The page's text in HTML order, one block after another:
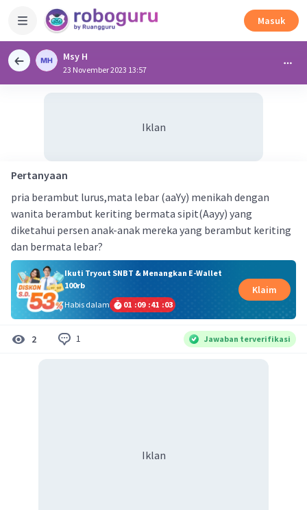
Masuk
Msy H
23 November 2023 13:57
Iklan
Pertanyaan
pria berambut lurus,mata lebar (aaYy) menikah dengan
wanita berambut keriting bermata sipit(Aayy) yang
diketahui persen anak-anak mereka yang berambut keriting
dan bermata lebar?
Ikuti Tryout SNBT & Menangkan E-Wallet
100rb
Habis dalam
01 :09 :41 :03
Klaim
2 1 Jawaban terverifikasi
Iklan